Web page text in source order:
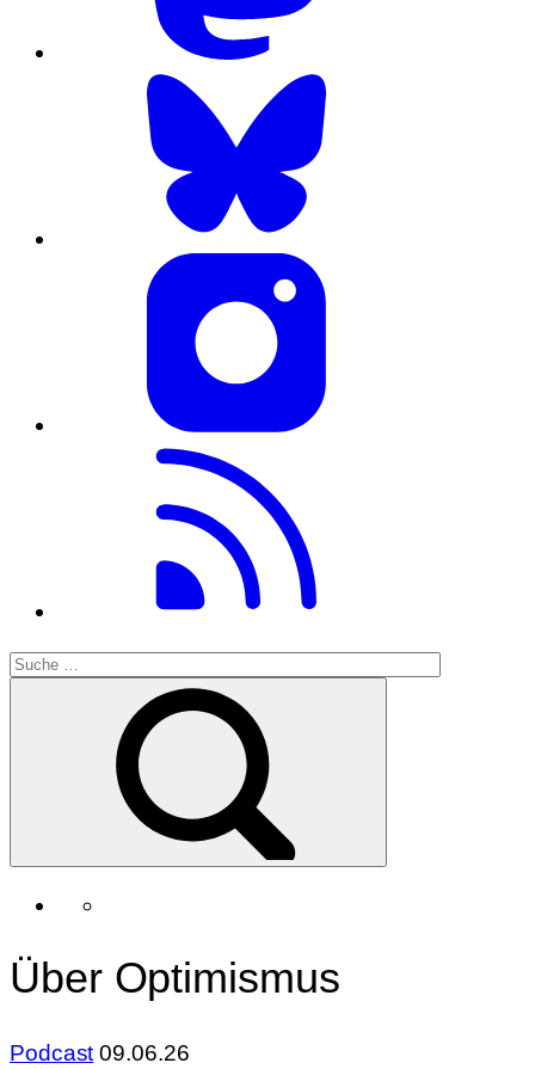
Über Optimismus
Podcast 09.06.26